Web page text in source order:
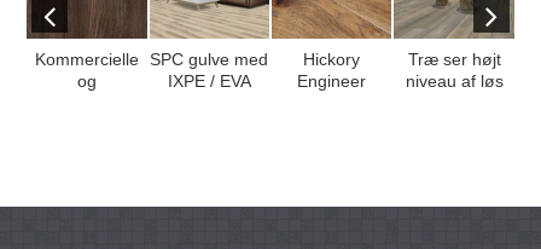
Kommercielle
og
SPC gulve med
IXPE / EVA
Hickory
Engineer
Træ ser højt
niveau af løs